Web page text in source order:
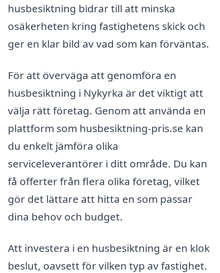
husbesiktning bidrar till att minska
osäkerheten kring fastighetens skick och
ger en klar bild av vad som kan förväntas.
För att överväga att genomföra en
husbesiktning i Nykyrka är det viktigt att
välja rätt företag. Genom att använda en
plattform som husbesiktning-pris.se kan
du enkelt jämföra olika
serviceleverantörer i ditt område. Du kan
få offerter från flera olika företag, vilket
gör det lättare att hitta en som passar
dina behov och budget.
Att investera i en husbesiktning är en klok
beslut, oavsett för vilken typ av fastighet.